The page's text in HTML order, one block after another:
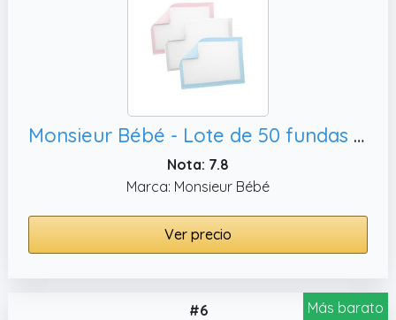
Monsieur Bébé - Lote de 50 fundas impermeables desechables para colchón de bebé
Nota: 7.8
Marca: Monsieur Bébé
Ver precio
Más barato
#6